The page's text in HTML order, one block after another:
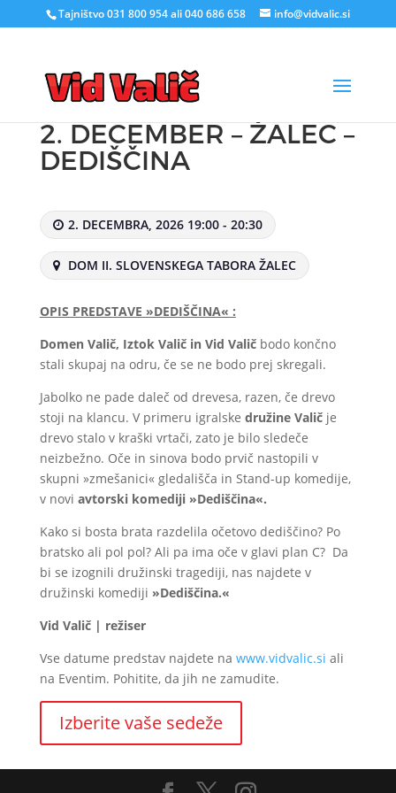
Tajništvo 031 800 954 ali 040 686 658 info@vidvalic.si
2. DECEMBER – ŽALEC –
DEDIŠČINA
2. DECEMBRA, 2026 19:00 - 20:30
DOM II. SLOVENSKEGA TABORA ŽALEC
OPIS PREDSTAVE »DEDIŠČINA« :
Domen Valič, Iztok Valič in Vid Valičbodo končno
stali skupaj na odru, če se ne bodo prej skregali.
Jabolko ne pade daleč od drevesa, razen, če drevo
stoji na klancu. V primeru igralske družine Valičje
drevo stalo v kraški vrtači, zato je bilo sledeče
neizbežno. Oče in sinova bodo prvič nastopili v
skupni »zmešanici« gledališča in Stand-up komedije,
v novi avtorski komediji »Dediščina«.
Kako si bosta brata razdelila očetovo dediščino? Po
bratsko ali pol pol? Ali pa ima oče v glavi plan C? Da
bi se izognili družinski tragediji, nas najdete v
družinski komediji »Dediščina.«
Vid Valič | režiser
Vse datume predstav najdete na www.vidvalic.si ali
na Eventim. Pohitite, da jih ne zamudite.
Izberite vaše sedeže